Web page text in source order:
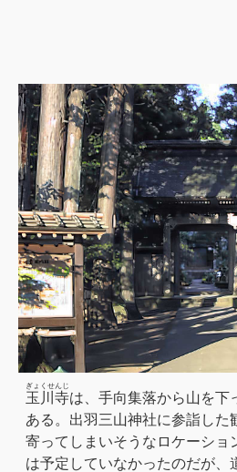
玉川寺
ぎょくせんじ
は、手向集落から山を下
ある。出羽三山神社に参詣した
寄ってしまいそうなロケーショ
は予定していなかったのだが、